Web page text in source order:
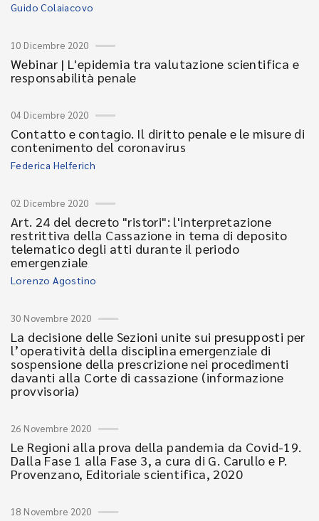
Guido Colaiacovo
10 Dicembre 2020
Webinar | L'epidemia tra valutazione scientifica e
responsabilità penale
04 Dicembre 2020
Contatto e contagio. Il diritto penale e le misure di
contenimento del coronavirus
Federica Helferich
02 Dicembre 2020
Art. 24 del decreto "ristori": l'interpretazione
restrittiva della Cassazione in tema di deposito
telematico degli atti durante il periodo
emergenziale
Lorenzo Agostino
30 Novembre 2020
La decisione delle Sezioni unite sui presupposti per
l’operatività della disciplina emergenziale di
sospensione della prescrizione nei procedimenti
davanti alla Corte di cassazione (informazione
provvisoria)
26 Novembre 2020
Le Regioni alla prova della pandemia da Covid-19.
Dalla Fase 1 alla Fase 3, a cura di G. Carullo e P.
Provenzano, Editoriale scientifica, 2020
18 Novembre 2020